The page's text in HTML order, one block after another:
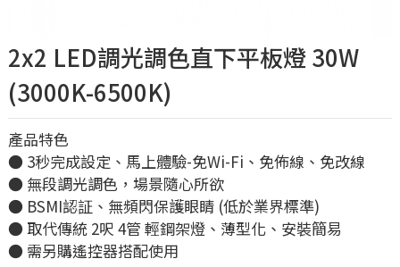
2x2 LED調光調色直下平板燈 30W
(3000K-6500K)
產品特色
● 3秒完成設定、馬上體驗-免Wi-Fi、免佈線、免改線
● 無段調光調色，場景隨心所欲
● BSMI認証、無頻閃保護眼睛 (低於業界標準)
● 取代傳統 2呎 4管 輕鋼架燈、薄型化、安裝簡易
● 需另購遙控器搭配使用